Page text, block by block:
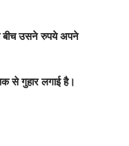
बीच उसने रुपये अपने
से गुहार लगाई है।